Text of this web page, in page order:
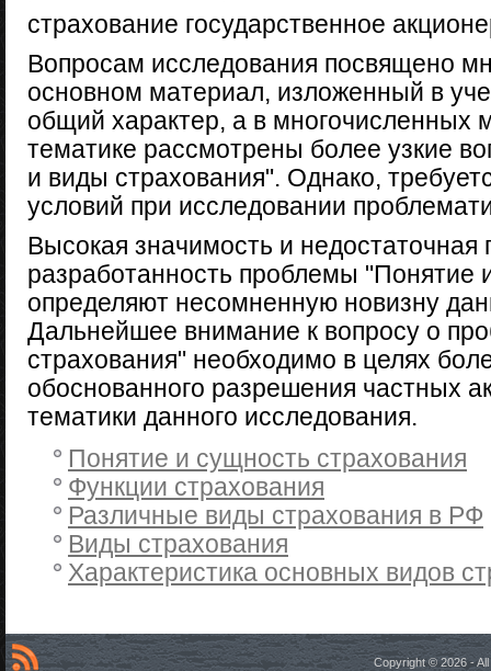
страхование государственное
Вопросам исследования посвящено
основном материал, изложенный в
общий характер, а в многочисленных
тематике рассмотрены более узкие
и виды страхования". Однако,
условий при исследовании
Высокая значимость и недостаточная
разработанность проблемы "Понятие
определяют несомненную новизну
Дальнейшее внимание к вопросу о
страхования" необходимо в целях
обоснованного разрешения частных
тематики данного исследования.
Понятие и сущность страхования
Функции страхования
Различные виды страхования в РФ
Виды страхования
Характеристика основных видов
Copyright © 2026 -